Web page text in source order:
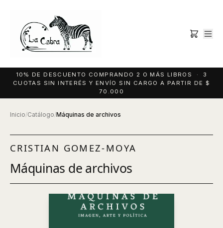
10% DE DESCUENTO COMPRANDO 2 O MÁS LIBROS · 3
CUOTAS SIN INTERÉS Y ENVÍO SIN CARGO A PARTIR DE $
70.000
Inicio/Catálogo/Máquinas de archivos
CRISTIAN GOMEZ-MOYA
Máquinas de archivos